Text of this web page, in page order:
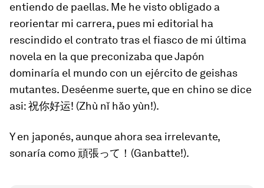
entiendo de paellas. Me he visto obligado a
reorientar mi carrera, pues mi editorial ha
rescindido el contrato tras el fiasco de mi última
novela en la que preconizaba que Japón
dominaría el mundo con un ejército de geishas
mutantes. Deséenme suerte, que en chino se dice
asi: 祝你好运! (Zhù nǐ hǎo yùn!).
Y en japonés, aunque ahora sea irrelevante,
sonaría como 頑張って！(Ganbatte!).